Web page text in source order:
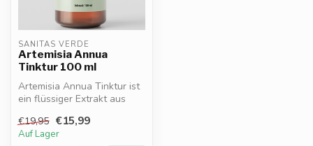
SANITAS VERDE
Artemisia Annua
Tinktur 100 ml
Artemisia Annua Tinktur ist
ein flüssiger Extrakt aus
€19,95 €15,99
Auf Lager